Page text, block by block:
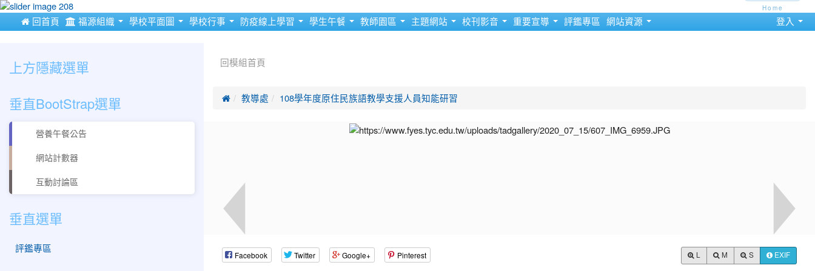
 回首頁 福源組織 學校平面圖 學校行事 防疫線上學習 學生午餐 教師園區 主題網站 校刊影音 重要宣導 評鑑專區 網站資源 登入
回模組首頁
 教導處 108學年度原住民族語教學支援人員知能研習
Facebook Twitter Google+ Pinterest M S EXIF
上方隱藏選單
Home
垂直BootStrap選單
營養午餐公告
網站計數器
互動討論區
垂直選單
評鑑專區